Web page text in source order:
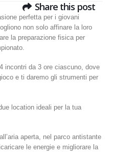
Share this post
perfetta per i giovani
non solo affinare la loro
la preparazione fisica per
incontri da 3 ore ciascuno, dove
e ti daremo gli strumenti per
location ideali per la tua
aperta, nel parco antistante
le energie e migliorare la